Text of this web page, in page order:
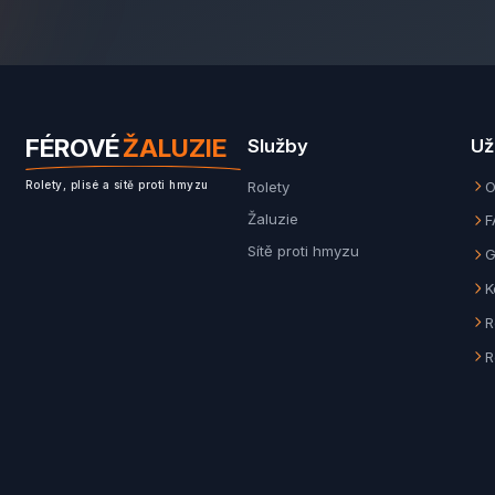
FÉROVÉŽALUZIE
Rolety, plisé a sítě proti hmyzu
Služby
Rolety
Žaluzie
Sítě proti hmyzu